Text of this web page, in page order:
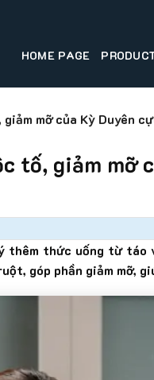
HOME PAGE
mỡ của Kỳ Duyên
tố, giảm mỡ
thêm thức uống từ táo
góp phần giảm mỡ,